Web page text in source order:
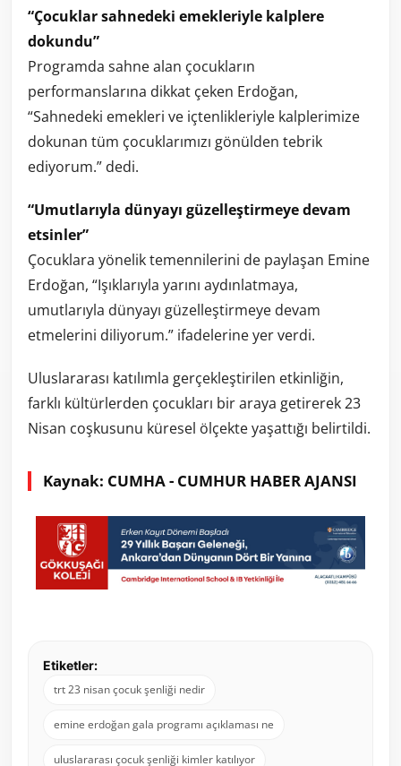
“Çocuklar sahnedeki emekleriyle kalplere
dokundu”
Programda sahne alan çocukların
performanslarına dikkat çeken Erdoğan,
“Sahnedeki emekleri ve içtenlikleriyle kalplerimize
dokunan tüm çocuklarımızı gönülden tebrik
ediyorum.” dedi.
“Umutlarıyla dünyayı güzelleştirmeye devam
etsinler”
Çocuklara yönelik temennilerini de paylaşan Emine
Erdoğan, “Işıklarıyla yarını aydınlatmaya,
umutlarıyla dünyayı güzelleştirmeye devam
etmelerini diliyorum.” ifadelerine yer verdi.
Uluslararası katılımla gerçekleştirilen etkinliğin,
farklı kültürlerden çocukları bir araya getirerek23
Nisan coşkusunu küresel ölçekte yaşattığı belirtildi.
Kaynak: CUMHA - CUMHUR HABER AJANSI
Etiketler:
trt 23 nisan çocuk şenliği nedir
emine erdoğan gala programı açıklaması ne
uluslararası çocuk şenliği kimler katılıyor